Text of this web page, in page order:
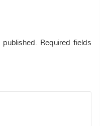
Required fields